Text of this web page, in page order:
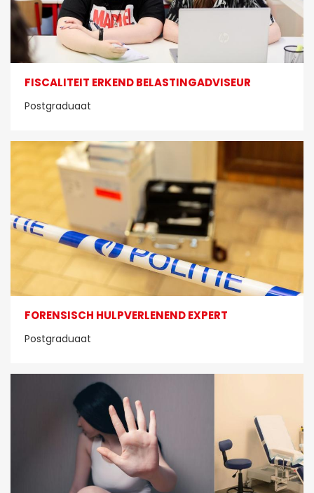
FISCALITEIT ERKEND BELASTINGADVISEUR
Postgraduaat
FORENSISCH HULPVERLENEND EXPERT
Postgraduaat